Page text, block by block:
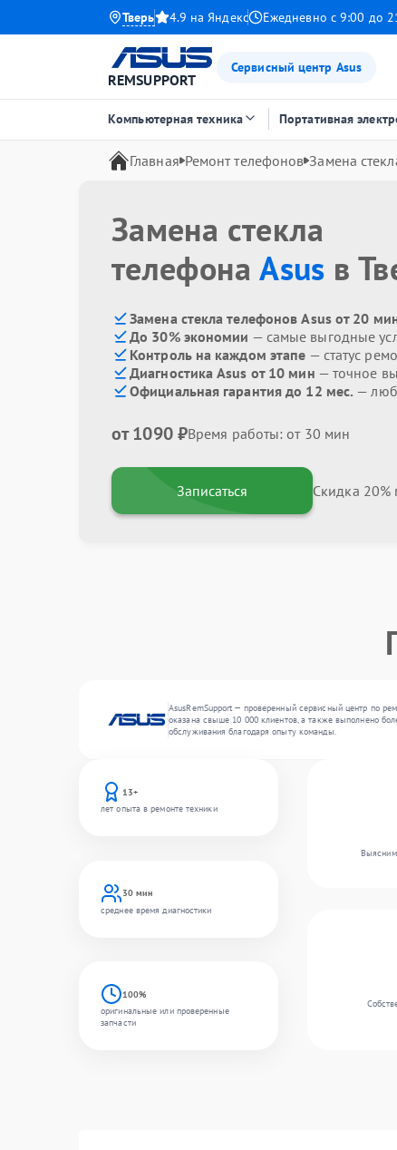
Тверь 4.9 на Яндекс Ежедневно с 9:00 до
REMSUPPORT
Сервисный центр Asus
Компьютерная техника Портативная
Главная Ремонт телефонов Замена
Замена стекла
телефонаAsus в
Замена стекла телефонов Asus от 20
До 30% экономии — самые выгодные
Контроль на каждом этапе — статус
Диагностика Asus от 10 мин — точное
Официальная гарантия до 12 мес. —
от 1090 ₽Время работы: от 30 мин
Записаться Скидка 20%
AsusRemSupport — проверенный сервисный центр по
оказана свыше 10 000 клиентов, а также выполнено
обслуживания благодаря опыту команды.
13+
лет опыта в ремонте техники
30 мин
среднее время диагностики
100%
оригинальные или проверенные
запчасти
Выясним